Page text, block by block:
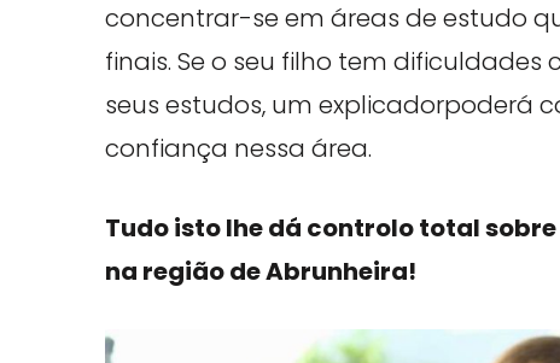
concentrar-se em áreas de estudo
finais. Se o seu filho tem
seus estudos, um explicadorpoderá
confiança nessa área.
Tudo isto lhe dá controlo total
na região de Abrunheira!